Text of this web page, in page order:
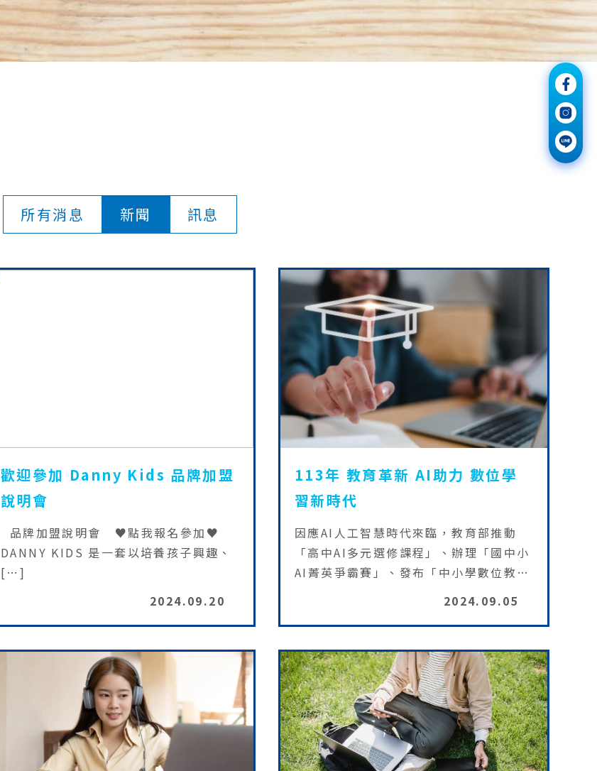
所有消息 新聞 訊息
歡迎參加 Danny Kids 品牌加盟
說明會
品牌加盟說明會 ♥點我報名參加♥
DANNY KIDS 是一套以培養孩子興趣、
[…]
2024.09.20
113年 教育革新 AI助力 數位學
習新時代
因應AI人工智慧時代來臨，教育部推動
「高中AI多元選修課程」、辦理「國中小
AI菁英爭霸賽」、發布「中小學數位教學
機構使用臺灣學術網路(TANet)網域服務
等政策，期能落實數位平權與強化中小學
階段AI教育基礎扎根，持續在數位學習及
AI教育領先亞洲各國。
2024.09.05